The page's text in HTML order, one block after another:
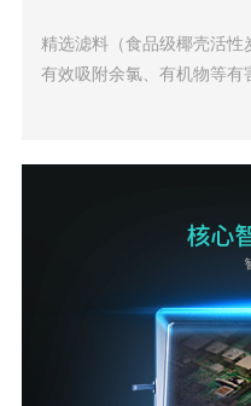
精选滤料（食品级椰壳活性
有效吸附余氯、有机物等有